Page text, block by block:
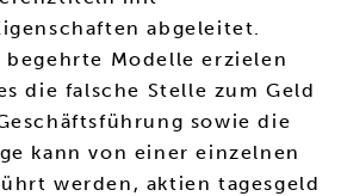
abgeleitet.
begehrte Modelle erzielen
die falsche Stelle zum Geld
sowie die
kann von einer einzelnen
werden, aktien tagesgeld